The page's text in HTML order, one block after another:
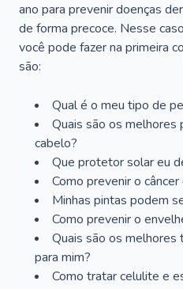
ano para prevenir doenças
de forma precoce. Nesse
você pode fazer na primeira
são:
Qual é o meu tipo de
Quais são os melhores
cabelo?
Que protetor solar eu
Como prevenir o
Minhas pintas podem
Como prevenir o
Quais são os
para mim?
Como tratar celulite e